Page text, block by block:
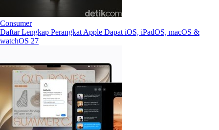
Consumer
Daftar Lengkap Perangkat Apple Dapat iOS, iPadOS, macOS &
watchOS 27